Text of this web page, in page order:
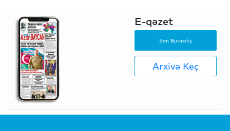
E-qəzet
Son Buraxılış
Arxivə Keç